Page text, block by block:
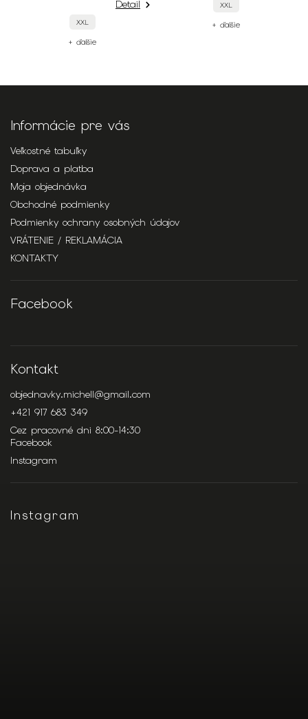
XXL
Informácie pre vás
Veľkostné tabuľky
Doprava a platba
Moja objednávka
Obchodné podmienky
Podmienky ochrany osobných údajov
VRÁTENIE / REKLAMÁCIA
KONTAKTY
Facebook
Kontakt
objednavky.michell@gmail.com
+421 917 683 349
Cez pracovné dni 8:00-14:30
Facebook
Instagram
Instagram